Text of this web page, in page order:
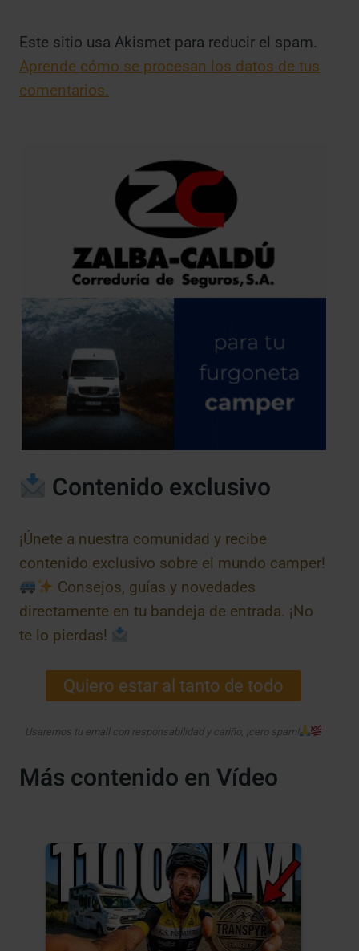
Este sitio usa Akismet para reducir el spam.
Aprende cómo se procesan los datos de tus
comentarios.
Contenido exclusivo
¡Únete a nuestra comunidad y recibe
contenido exclusivo sobre el mundo camper!
Consejos, guías y novedades
directamente en tu bandeja de entrada. ¡No
te lo pierdas!
Quiero estar al tanto de todo
Usaremos tu email con responsabilidad y cariño, ¡cero spam!
Más contenido en Vídeo